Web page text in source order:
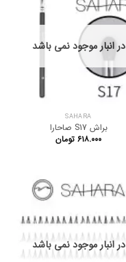
در انبار موجود نمی باشد
SAHARA
براش S17 صاحارا
۶۱۸.۰۰۰ تومان
در انبار موجود نمی باشد